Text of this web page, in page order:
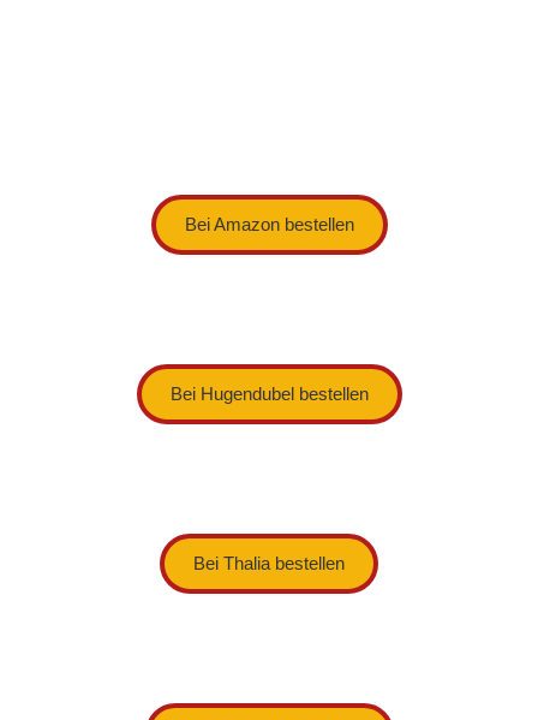
Bei Amazon bestellen
Bei Hugendubel bestellen
Bei Thalia bestellen